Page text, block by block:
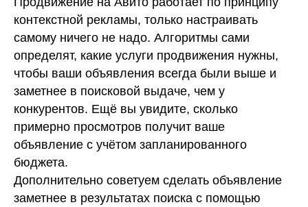
контекстной рекламы, только настраивать
самому ничего не надо. Алгоритмы сами
определят, какие услуги продвижения нужны,
чтобы ваши объявления всегда были выше и
заметнее в поисковой выдаче, чем у
конкурентов. Ещё вы увидите, сколько
примерно просмотров получит ваше
объявление с учётом запланированного
бюджета.
Дополнительно советуем сделать объявление
заметнее в результатах поиска с помощью